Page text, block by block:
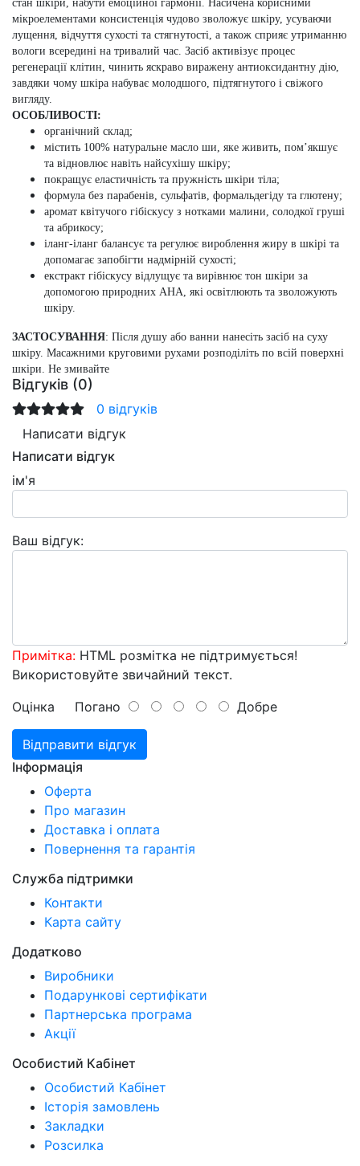
стан шкіри, набути емоційної гармонії. Насичена корисними
мікроелементами консистенція чудово зволожує шкіру, усуваючи
лущення, відчуття сухості та стягнутості, а також сприяє утриманню
вологи всередині на тривалий час. Засіб активізує процес
регенерації клітин, чинить яскраво виражену антиоксидантну дію,
завдяки чому шкіра набуває молодшого, підтягнутого і свіжого
вигляду.
ОСОБЛИВОСТІ:
органічний склад;
містить 100% натуральне масло ши, яке живить, пом’якшує
та відновлює навіть найсухішу шкіру;
покращує еластичність та пружність шкіри тіла;
формула без парабенів, сульфатів, формальдегіду та глютену;
аромат квітучого гібіскусу з нотками малини, солодкої груші
та абрикосу;
іланг-іланг балансує та регулює вироблення жиру в шкірі та
допомагає запобігти надмірній сухості;
екстракт гібіскусу відлущує та вирівнює тон шкіри за
допомогою природних AHA, які освітлюють та зволожують
шкіру.
ЗАСТОСУВАННЯ: Після душу або ванни нанесіть засіб на суху
шкіру. Масажними круговими рухами розподіліть по всій поверхні
шкіри. Не змивайте
Відгуків (0)
0 відгуків
Написати відгук
Написати відгук
ім'я
Ваш відгук:
Примітка: HTML розмітка не підтримується!
Використовуйте звичайний текст.
Оцінка Погано Добре
Відправити відгук
Інформація
Оферта
Про магазин
Доставка і оплата
Повернення та гарантія
Служба підтримки
Контакти
Карта сайту
Додатково
Виробники
Подарункові сертифікати
Партнерська програма
Акції
Особистий Кабінет
Особистий Кабінет
Історія замовлень
Закладки
Розсилка